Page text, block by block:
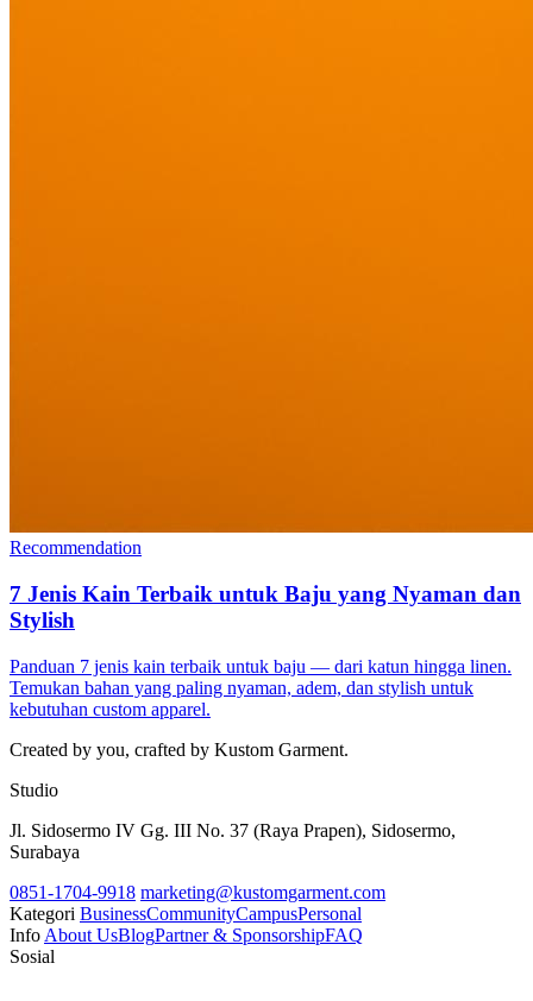
Recommendation
7 Jenis Kain Terbaik untuk Baju yang Nyaman dan
Stylish
Panduan 7 jenis kain terbaik untuk baju — dari katun hingga linen.
Temukan bahan yang paling nyaman, adem, dan stylish untuk
kebutuhan custom apparel.
Created by you, crafted by Kustom Garment.
Studio
Jl. Sidosermo IV Gg. III No. 37 (Raya Prapen), Sidosermo,
Surabaya
0851-1704-9918 marketing@kustomgarment.com
Kategori BusinessCommunityCampusPersonal
Info About UsBlogPartner & SponsorshipFAQ
Sosial